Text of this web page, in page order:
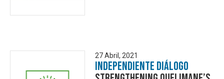
27 Abril, 2021
Independiente Diálogo